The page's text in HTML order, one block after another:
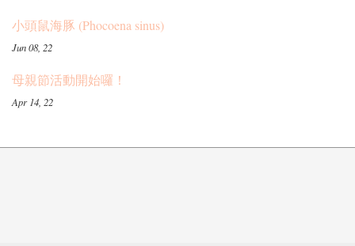
小頭鼠海豚 (Phocoena sinus)
Jun 08, 22
母親節活動開始囉！
Apr 14, 22